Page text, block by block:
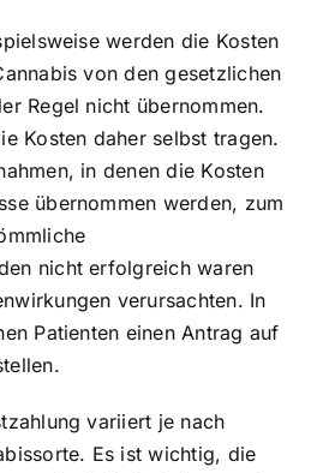
werden die Kosten
von den gesetzlichen
Regel nicht übernommen.
Kosten daher selbst tragen.
in denen die Kosten
übernommen werden, zum
nicht erfolgreich waren
verursachten. In
Patienten einen Antrag auf
variiert je nach
Es ist wichtig, die